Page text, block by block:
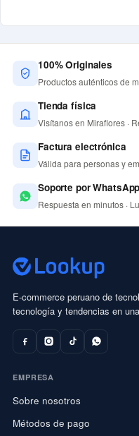
100% Originales
Productos auténticos de
Tienda física
Visítanos en Miraflores ·
Factura electrónica
Válida para personas y
Soporte por WhatsApp
Respuesta en minutos ·
E-commerce peruano de
tecnología y tendencias en
EMPRESA
Sobre nosotros
Métodos de pago